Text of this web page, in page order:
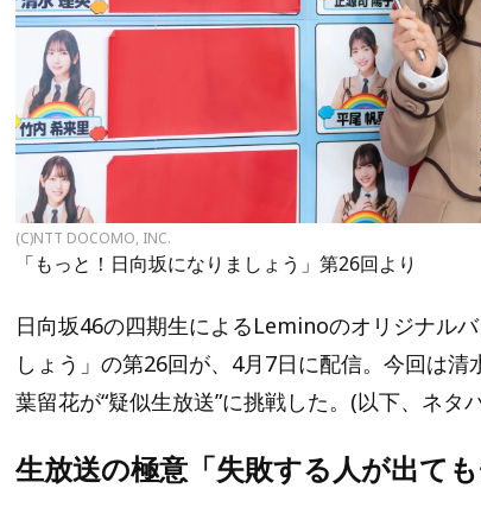
(C)NTT DOCOMO, INC.
「もっと！日向坂になりましょう」第26回より
日向坂46の四期生によるLeminoのオリジナル
しょう」の第26回が、4月7日に配信。今回は
葉留花が“疑似生放送”に挑戦した。(以下、ネタ
生放送の極意「失敗する人が出て